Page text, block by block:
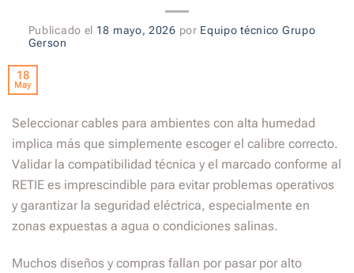
Publicado el 18 mayo, 2026 por Equipo técnico Grupo
Gerson
18
May
Seleccionar cables para ambientes con alta humedad
implica más que simplemente escoger el calibre correcto.
Validar la compatibilidad técnica y el marcado conforme al
RETIE es imprescindible para evitar problemas operativos
y garantizar la seguridad eléctrica, especialmente en
zonas expuestas a agua o condiciones salinas.
Muchos diseños y compras fallan por pasar por alto